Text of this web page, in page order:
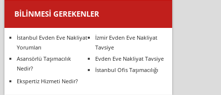
BILINMESI GEREKENLER
İstanbul Evden Eve Nakliyat
Yorumları
İzmir Evden Eve Nakliyat
Tavsiye
Asansörlü Taşımacılık
Nedir?
Evden Eve Nakliyat Tavsiye
İstanbul Ofis Taşımacılığı
Ekspertiz Hizmeti Nedir?